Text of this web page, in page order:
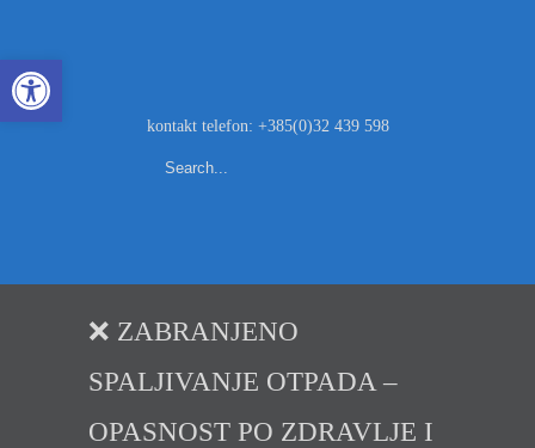
Open toolbar
kontakt telefon: +385(0)32 439 598
❌ ZABRANJENO
SPALJIVANJE OTPADA –
OPASNOST PO ZDRAVLJE I